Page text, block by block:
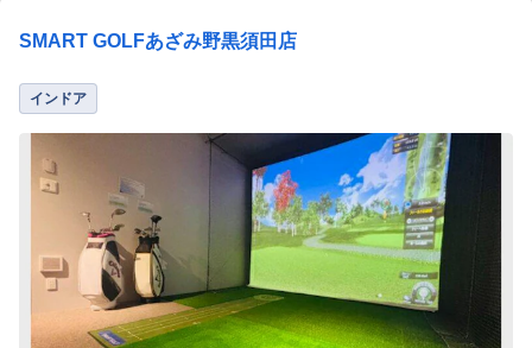
SMART GOLFあざみ野黒須田店
インドア